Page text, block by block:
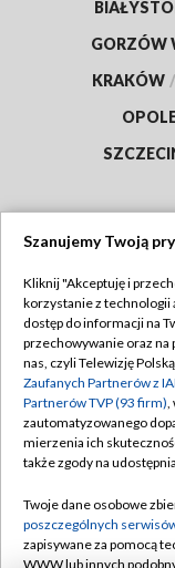
GORZÓW
KRAKÓW /
Abonament TVP
Emisja w TVP
Centrum
Naziemna
Rada Programowa
System NOS
Szanujemy Twoją
Kliknij "Akceptuję i
korzystanie z technologii
dostęp do informacji na
przechowywanie oraz na
nas, czyli Telewizję
Zaufanych Partnerów z
Partnerów TVP (93 firm),
zautomatyzowanego
mierzenia ich
także zgody na
Twoje dane osobowe
poszczególnych
zapisywane za pomocą
WWW lub innych